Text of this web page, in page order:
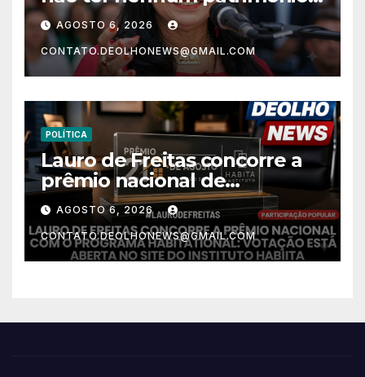
após 30 anos na vida pública?
AGOSTO 6, 2026
CONTATO.DEOLHONEWS@GMAIL.COM
POLÍTICA
Lauro de Freitas concorre a
prêmio nacional de
habitação com o projeto “Tá
Rebocado”; votação está
aberta
AGOSTO 6, 2026
CONTATO.DEOLHONEWS@GMAIL.COM